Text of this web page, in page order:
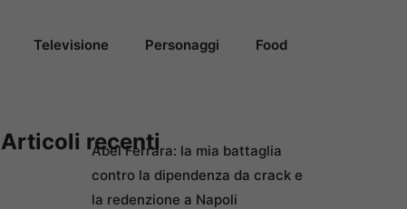
Televisione Personaggi Food
Articoli recentiAbel Ferrara: la mia battaglia
contro la dipendenza da crack e
la redenzione a Napoli